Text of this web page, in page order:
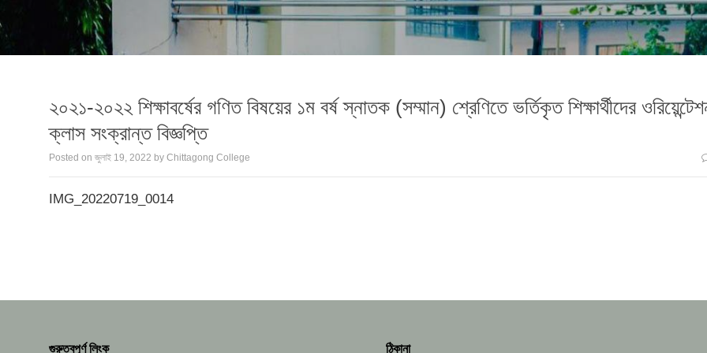
২০২১-২০২২ শিক্ষাবর্ষের গণিত বিষয়ের ১ম বর্ষ স্নাতক (সম্মান) শ্রেণিতে ভর্তিকৃত শিক্ষার্থীদের
ক্লাস সংক্রান্ত বিজ্ঞপ্তি
Posted on জুলাই 19, 2022 by Chittagong College
IMG_20220719_0014
গুরুত্বপূর্ণ লিংক ঠিকানা